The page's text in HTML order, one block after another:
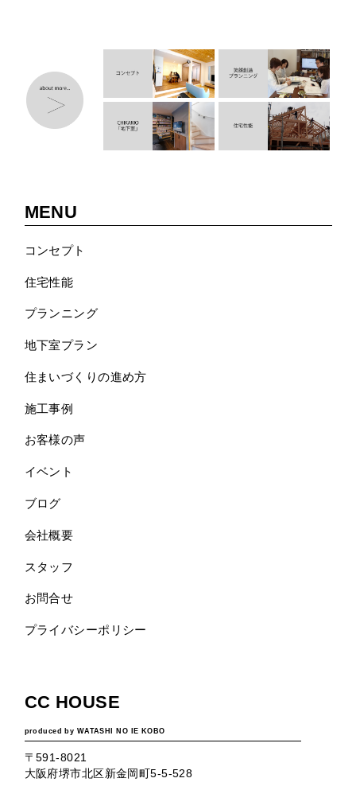
MENU
コンセプト
住宅性能
プランニング
地下室プラン
住まいづくりの進め方
施工事例
お客様の声
イベント
ブログ
会社概要
スタッフ
お問合せ
プライバシーポリシー
CC HOUSE
produced by WATASHI NO IE KOBO
〒591-8021
大阪府堺市北区新金岡町5-5-528